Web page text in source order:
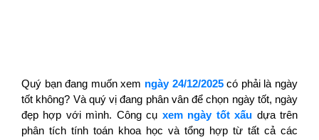
Quý bạn đang muốn xem ngày 24/12/2025có phải là ngày
tốt không? Và quý vị đang phân vân để chọn ngày tốt, ngày
đẹp hợp với mình. Công cụ xem ngày tốt xấu dựa trên
phân tích tính toán khoa học và tổng hợp từ tất cả các